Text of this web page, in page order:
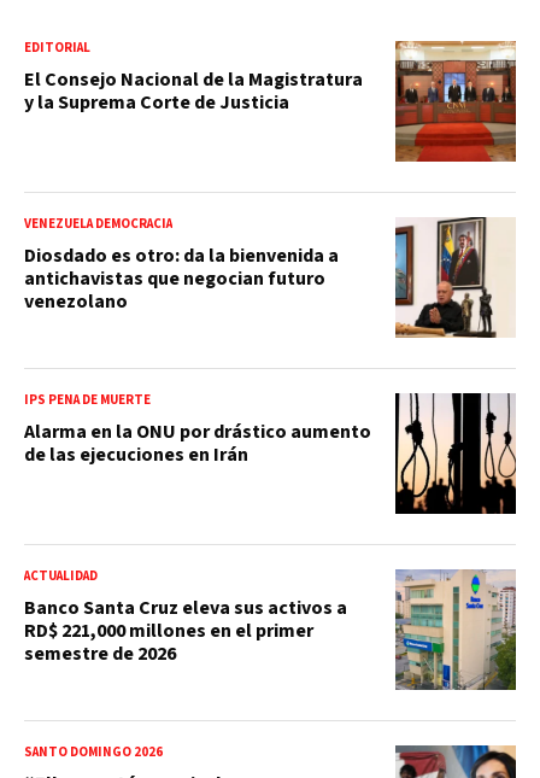
EDITORIAL
El Consejo Nacional de la Magistratura
y la Suprema Corte de Justicia
VENEZUELA DEMOCRACIA
Diosdado es otro: da la bienvenida a
antichavistas que negocian futuro
venezolano
IPS PENA DE MUERTE
Alarma en la ONU por drástico aumento
de las ejecuciones en Irán
ACTUALIDAD
Banco Santa Cruz eleva sus activos a
RD$ 221,000 millones en el primer
semestre de 2026
SANTO DOMINGO 2026